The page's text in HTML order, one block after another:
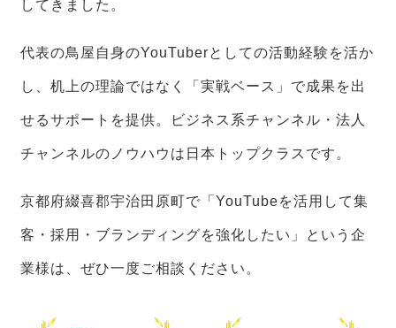
してきました。
代表の鳥屋自身のYouTuberとしての活動経験を活か
し、机上の理論ではなく「実戦ベース」で成果を出
せるサポートを提供。ビジネス系チャンネル・法人
チャンネルのノウハウは日本トップクラスです。
京都府綴喜郡宇治田原町で「YouTubeを活用して集
客・採用・ブランディングを強化したい」という企
業様は、ぜひ一度ご相談ください。